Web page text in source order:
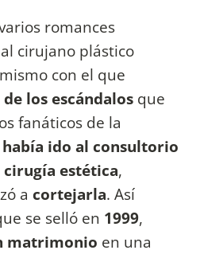
romances
cirujano plástico
con el que
los escándalos que
fanáticos de la
había ido al consultorio
estética,
a cortejarla. Así
se selló en 1999,
matrimonio en una